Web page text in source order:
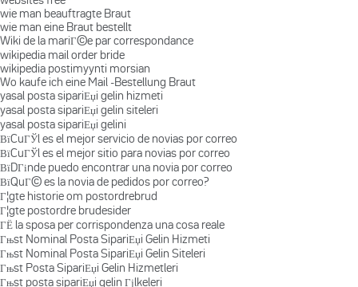
wie man beauftragte Braut
wie man eine Braut bestellt
Wiki de la mariГ©e par correspondance
wikipedia mail order bride
wikipedia postimyynti morsian
Wo kaufe ich eine Mail -Bestellung Braut
yasal posta sipariЕџi gelin hizmeti
yasal posta sipariЕџi gelin siteleri
yasal posta sipariЕџi gelini
ВїCuГЎl es el mejor servicio de novias por correo
ВїCuГЎl es el mejor sitio para novias por correo
ВїDГіnde puedo encontrar una novia por correo
ВїQuГ© es la novia de pedidos por correo?
Г¦gte historie om postordrebrud
Г¦gte postordre brudesider
ГЁ la sposa per corrispondenza una cosa reale
Гњst Nominal Posta SipariЕџi Gelin Hizmeti
Гњst Nominal Posta SipariЕџi Gelin Siteleri
Гњst Posta SipariЕџi Gelin Hizmetleri
Гњst posta sipariЕџi gelin Гјlkeleri